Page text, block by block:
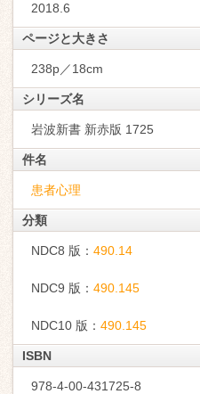
2018.6
ページと大きさ
238p／18cm
シリーズ名
岩波新書 新赤版 1725
件名
患者心理
分類
NDC8 版： 490.14
NDC9 版： 490.145
NDC10 版： 490.145
ISBN
978-4-00-431725-8